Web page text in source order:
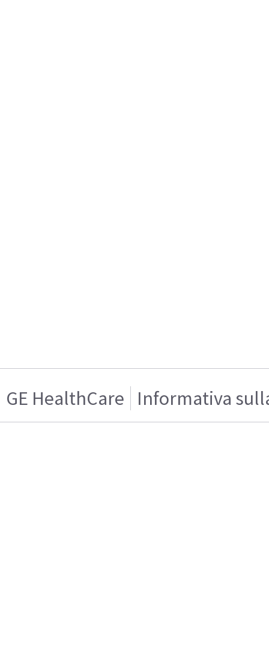
GE HealthCare Informativa